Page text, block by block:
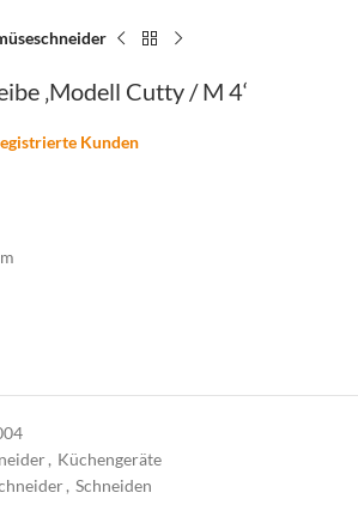
‚Modell Cutty / M 4‘
Kunden
, Küchengeräte
, Schneiden